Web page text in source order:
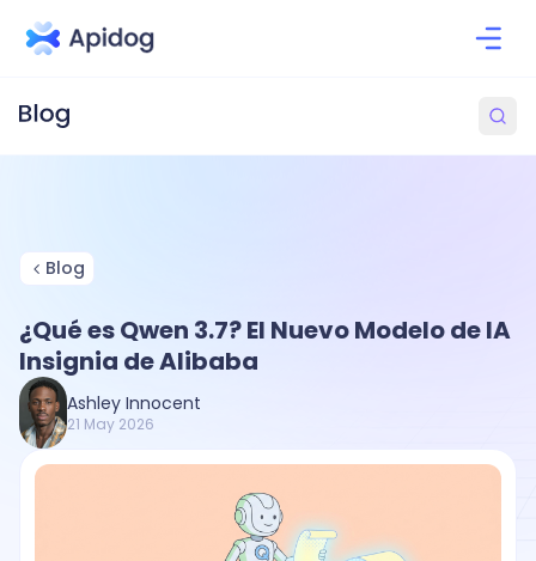
Blog
¿Qué es Qwen 3.7? El Nuevo Modelo de IA
Insignia de Alibaba
Ashley Innocent
21 May 2026